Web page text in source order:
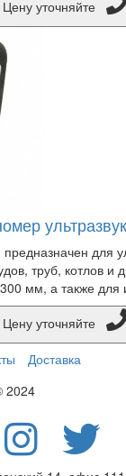
для
труб, котлов и
мм, а также для
Доставка
2024